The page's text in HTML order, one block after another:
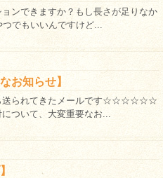
ンできますか？もし長さが足りなか
でもいいんですけど...
お知らせ】
ら送られてきたメールです☆☆☆☆☆☆
いて、大変重要なお...